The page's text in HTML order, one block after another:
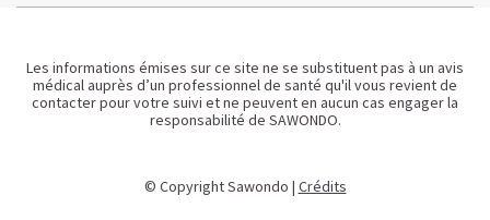
Les informations émises sur ce site ne se substituent pas à un avis
médical auprès d’un professionnel de santé qu'il vous revient de
contacter pour votre suivi et ne peuvent en aucun cas engager la
responsabilité de SAWONDO.
© Copyright Sawondo | Crédits